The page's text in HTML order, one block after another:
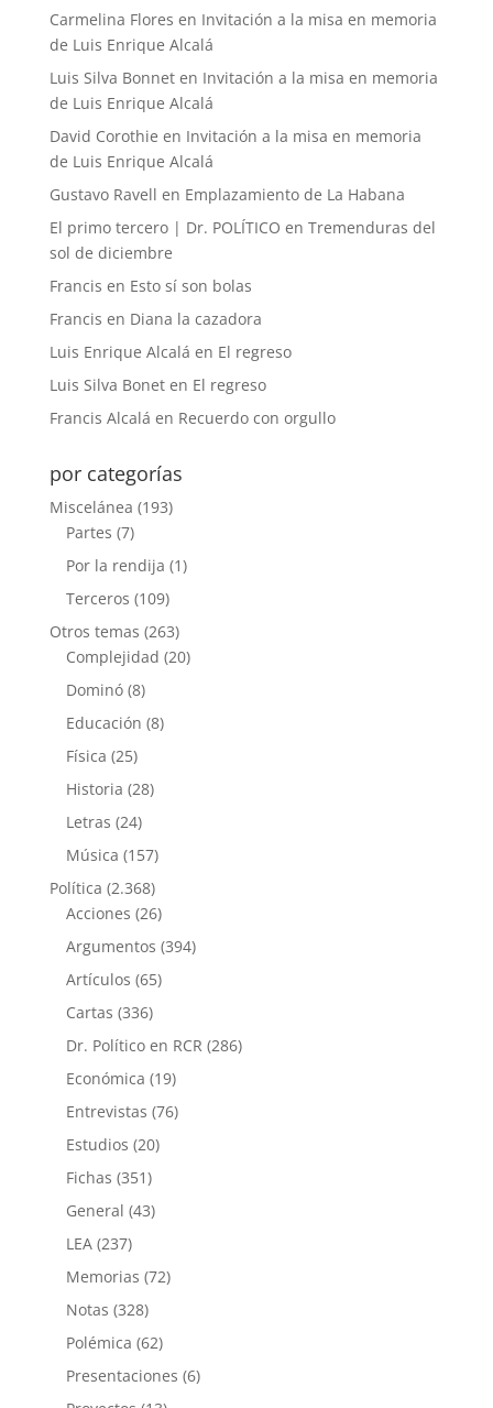
Carmelina Flores en Invitación a la misa en memoria
de Luis Enrique Alcalá
Luis Silva Bonneten Invitación a la misa en memoria
de Luis Enrique Alcalá
David Corothie en Invitación a la misa en memoria
de Luis Enrique Alcalá
Gustavo Ravell en Emplazamiento de La Habana
El primo tercero | Dr. POLÍTICO en Tremenduras del
sol de diciembre
Francis en Esto sí son bolas
Francis en Diana la cazadora
Luis Enrique Alcalá en El regreso
Luis Silva Boneten El regreso
Francis Alcalá en Recuerdo con orgullo
por categorías
Miscelánea (193)
Partes (7)
Por la rendija (1)
Terceros (109)
Otros temas (263)
Complejidad (20)
Dominó(8)
Educación (8)
Física (25)
Historia (28)
Letras (24)
Música (157)
Política (2.368)
Acciones (26)
Argumentos (394)
Artículos (65)
Cartas (336)
Dr. Político en RCR (286)
Económica (19)
Entrevistas (76)
Estudios (20)
Fichas (351)
General (43)
LEA(237)
Memorias (72)
Notas (328)
Polémica (62)
Presentaciones (6)